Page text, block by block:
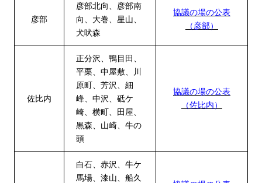
彦部
彦部北向、彦部南
向、大巻、星山、
犬吠森
協議の場の公表
（彦部）
佐比内
正分沢、鴨目田、
平栗、中屋敷、川
原町、芳沢、細
峰、中沢、砥ケ
崎、横町、田屋、
黒森、山崎、牛の
頭
協議の場の公表
（佐比内）
白石、赤沢、牛ケ
馬場、漆山、船久